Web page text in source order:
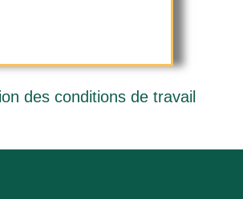
des conditions de travail